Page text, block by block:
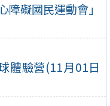
礙國民運動會」
體驗營(11月01日